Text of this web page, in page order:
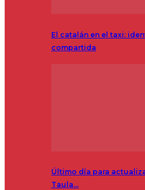
El catalán en el taxi:
compartida
Último día para
Taula…